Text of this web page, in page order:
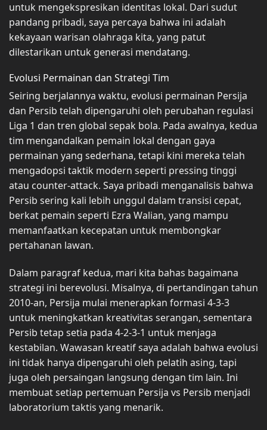
untuk mengekspresikan identitas lokal. Dari sudut
pandang pribadi, saya percaya bahwa ini adalah
kekayaan warisan olahraga kita, yang patut
dilestarikan untuk generasi mendatang.
Evolusi Permainan dan Strategi Tim
Seiring berjalannya waktu, evolusi permainan Persija
dan Persib telah dipengaruhi oleh perubahan regulasi
Liga 1 dan tren global sepak bola. Pada awalnya, kedua
tim mengandalkan pemain lokal dengan gaya
permainan yang sederhana, tetapi kini mereka telah
mengadopsi taktik modern seperti pressing tinggi
atau counter-attack. Saya pribadi menganalisis bahwa
Persib sering kali lebih unggul dalam transisi cepat,
berkat pemain seperti Ezra Walian, yang mampu
memanfaatkan kecepatan untuk membongkar
pertahanan lawan.
Dalam paragraf kedua, mari kita bahas bagaimana
strategi ini berevolusi. Misalnya, di pertandingan tahun
2010-an, Persija mulai menerapkan formasi 4-3-3
untuk meningkatkan kreativitas serangan, sementara
Persib tetap setia pada 4-2-3-1 untuk menjaga
kestabilan. Wawasan kreatif saya adalah bahwa evolusi
ini tidak hanya dipengaruhi oleh pelatih asing, tapi
juga oleh persaingan langsung dengan tim lain. Ini
membuat setiap pertemuan Persija vs Persib menjadi
laboratorium taktis yang menarik.